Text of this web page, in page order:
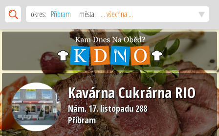
okres: Příbram města: ... všechna ...
Kavárna Cukrárna RIO
Nám. 17. listopadu 288
Příbram